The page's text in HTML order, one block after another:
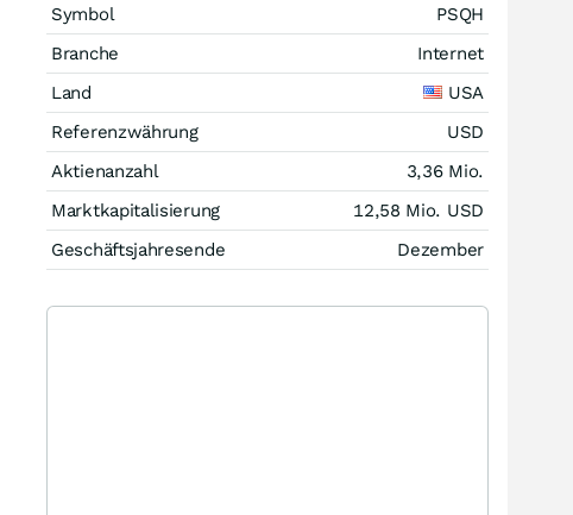
Symbol
PSQH
Branche
Internet
Land
USA
Referenzwährung
USD
Aktienanzahl
3,36 Mio.
Marktkapitalisierung
12,58 Mio. USD
Geschäftsjahresende
Dezember